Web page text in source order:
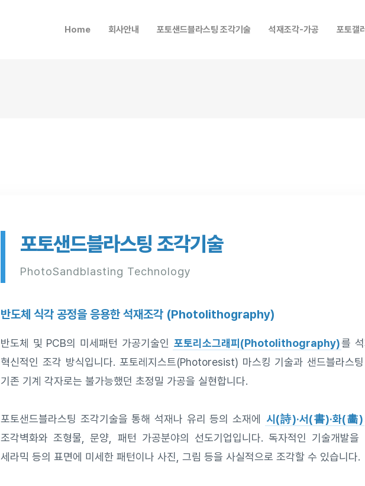
Home 회사안내 포토샌드블라스팅 조각기술 석재조각-가공 포토갤
포토샌드블라스팅 조각기술
PhotoSandblasting Technology
반도체 식각 공정을 응용한 석재조각 (Photolithography)
반도체 및 PCB의 미세패턴 가공기술인 포토리소그래피(Photolithography)를
혁신적인 조각 방식입니다. 포토레지스트(Photoresist) 마스킹 기술과 샌드블라스
기존 기계 각자로는 불가능했던 초정밀 가공을 실현합니다.
포토샌드블라스팅 조각기술을 통해 석재나 유리 등의 소재에 시(詩)·서(書)·화(畵)
조각벽화와 조형물, 문양, 패턴 가공분야의 선도기업입니다. 독자적인 기술개발을
세라믹 등의 표면에 미세한 패턴이나 사진, 그림 등을 사실적으로 조각할 수 있습니다.